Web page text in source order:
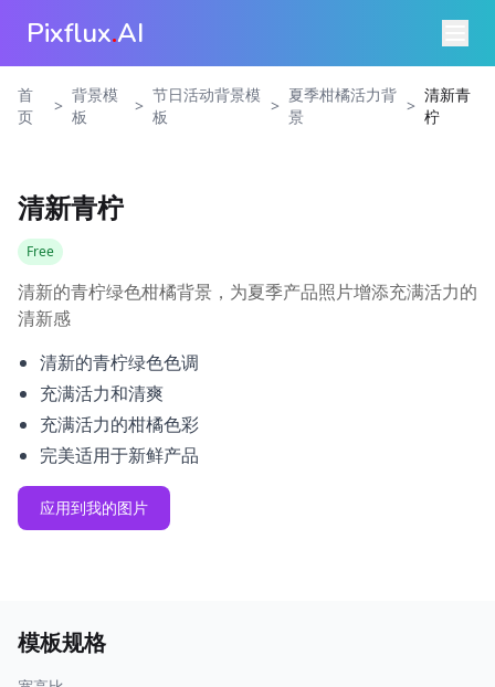
Pixflux.AI
首
页
>
背景模
板
>
节日活动背景模
板
>
夏季柑橘活力背
景
>
清新青
柠
清新青柠
Free
清新的青柠绿色柑橘背景，为夏季产品照片增添充满活力的
清新感
清新的青柠绿色色调
充满活力和清爽
充满活力的柑橘色彩
完美适用于新鲜产品
应用到我的图片
模板规格